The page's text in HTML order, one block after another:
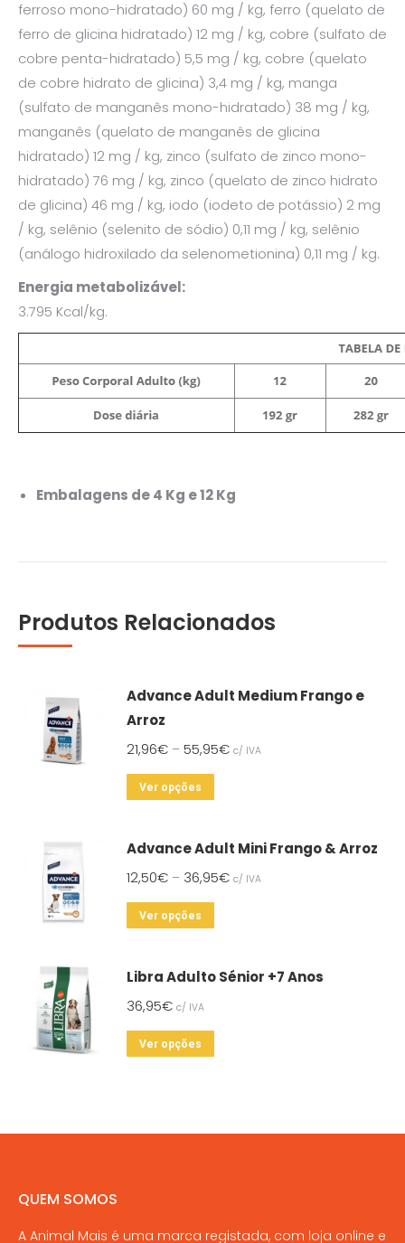
ferroso mono-hidratado) 60 mg / kg, ferro (quelato de
ferro de glicina hidratado) 12 mg / kg, cobre (sulfato de
cobre penta-hidratado) 5,5 mg / kg, cobre (quelato
de cobre hidrato de glicina) 3,4 mg / kg, manga
(sulfato de manganês mono-hidratado) 38 mg / kg,
manganês (quelato de manganês de glicina
hidratado) 12 mg / kg, zinco (sulfato de zinco mono-
hidratado) 76 mg / kg, zinco (quelato de zinco hidrato
de glicina) 46 mg / kg, iodo (iodeto de potássio) 2 mg
/ kg, selênio (selenito de sódio) 0,11 mg / kg, selênio
(análogo hidroxilado da selenometionina) 0,11 mg / kg.
Energia metabolizável:
3.795 Kcal/kg.
Embalagens de 4 Kg e 12 Kg
Produtos Relacionados
Advance Adult Medium Frango e
Arroz
21,96€ – 55,95€ c/ IVA
Ver opções
multiple
variants.
The
options
be
on
the
Advance Adult Mini Frango & Arroz
12,50€ – 36,95€ c/ IVA
Ver opções
multiple
The
options
chosen
page
Libra Adulto Sénior +7 Anos
36,95€ c/ IVA
Ver opções
variants.
be
QUEM SOMOS
A Animal Mais é uma marca registada, com loja online e